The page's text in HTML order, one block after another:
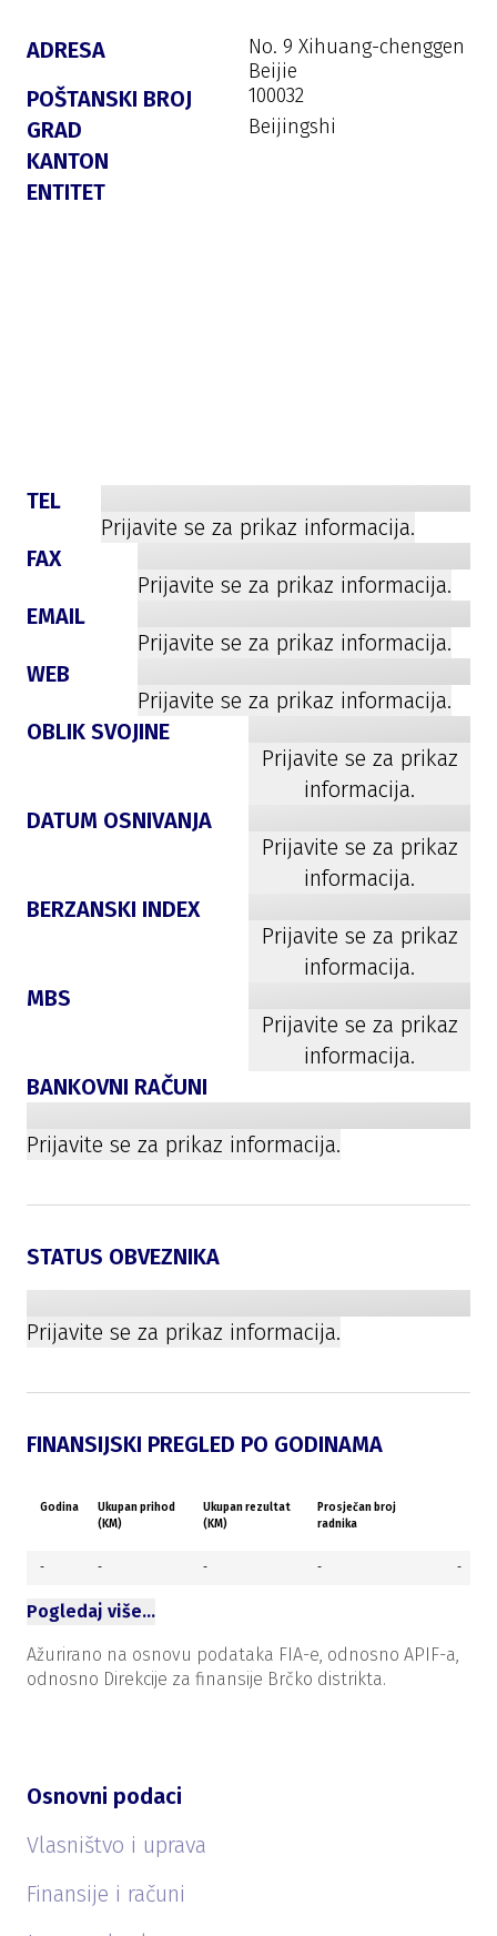
ADRESA
No. 9 Xihuang-chenggen
Beijie
POŠTANSKI BROJ 100032
GRAD Beijingshi
KANTON
ENTITET
TEL
Prijavite se za prikaz informacija.
FAX
Prijavite se za prikaz informacija.
EMAIL
Prijavite se za prikaz informacija.
WEB
Prijavite se za prikaz informacija.
OBLIK SVOJINE
Prijavite se za prikaz
informacija.
DATUM OSNIVANJA
Prijavite se za prikaz
informacija.
BERZANSKI INDEX
Prijavite se za prikaz
informacija.
MBS
Prijavite se za prikaz
informacija.
BANKOVNI RAČUNI
Prijavite se za prikaz informacija.
STATUS OBVEZNIKA
Prijavite se za prikaz informacija.
FINANSIJSKI PREGLED PO GODINAMA
Godina
Ukupan prihod
(KM)
Ukupan rezultat
(KM)
Prosječan broj
radnika
- - - - -
Pogledaj više…
Ažurirano na osnovu podataka FIA-e, odnosno APIF-a,
odnosno Direkcije za finansije Brčko distrikta.
Osnovni podaci
Vlasništvo i uprava
Finansije i računi